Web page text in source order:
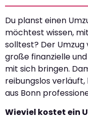
Du planst einen
möchtest wissen,
solltest? Der
große finanzielle
mit sich bringen.
reibungslos
aus Bonn
Wieviel kostet ein